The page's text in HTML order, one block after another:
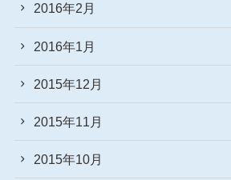
2016年2月
2016年1月
2015年12月
2015年11月
2015年10月